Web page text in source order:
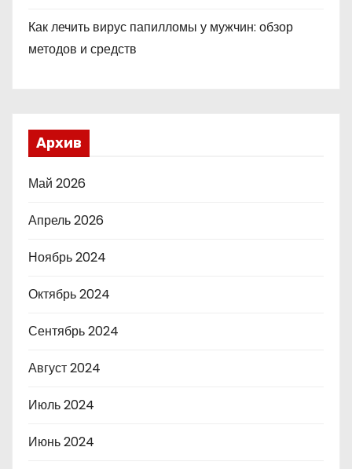
Как лечить вирус папилломы у мужчин: обзор
методов и средств
Архив
Май 2026
Апрель 2026
Ноябрь 2024
Октябрь 2024
Сентябрь 2024
Август 2024
Июль 2024
Июнь 2024